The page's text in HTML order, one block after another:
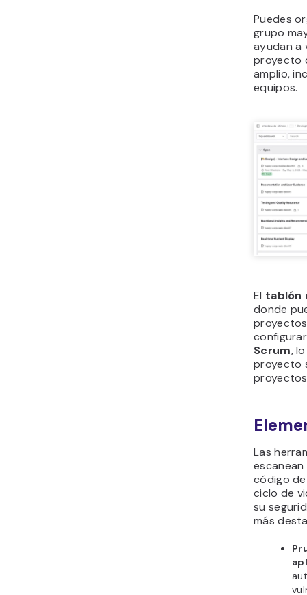
Puedes
grupo
ayudan a
proyecto
amplio,
equipos.
El tablón
donde
Scrum,
proyecto
Las
código
ciclo de
su
más